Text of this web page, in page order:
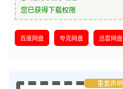
您已获得下载权限
百度网盘 夸克网盘 迅雷网盘
重要声明